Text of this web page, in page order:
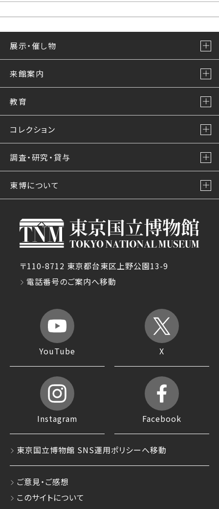
展示・催し物
来館案内
教育
コレクション
調査・研究・貸与
東博について
〒110-8712 東京都台東区上野公園13-9
電話番号のご案内へ移動
YouTube X
Instagram Facebook
東京国立博物館 SNS運用ポリシーへ移動
ご意見・ご感想
このサイトについて